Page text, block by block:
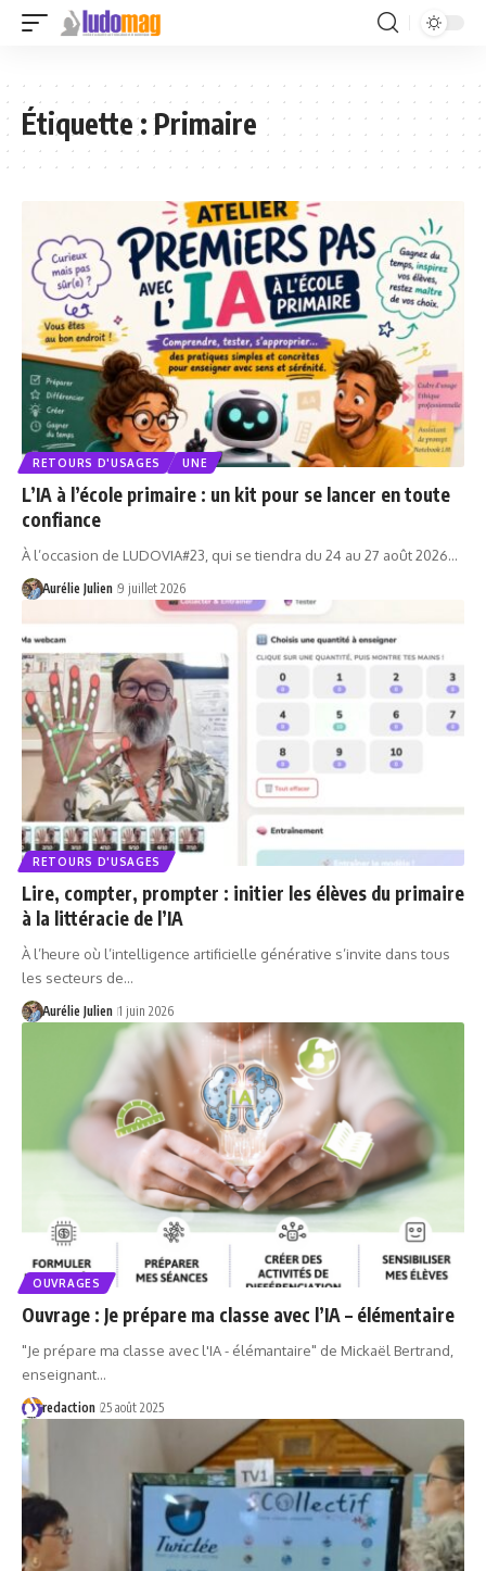
Étiquette :Primaire
RETOURS D'USAGES UNE
L’IA à l’école primaire : un kit pour se lancer en toute
confiance
À l’occasion de LUDOVIA#23, qui se tiendra du 24 au 27 août 2026…
Aurélie Julien 9 juillet 2026
RETOURS D'USAGES
Lire, compter, prompter : initier les élèves du primaire
à la littéracie de l’IA
À l’heure où l’intelligence artificielle générative s’invite dans tous
les secteurs de…
Aurélie Julien 1 juin 2026
OUVRAGES
Ouvrage : Je prépare ma classe avec l’IA – élémentaire
"Je prépare ma classe avec l'IA - élémantaire" de Mickaël Bertrand,
enseignant…
redaction 25 août 2025